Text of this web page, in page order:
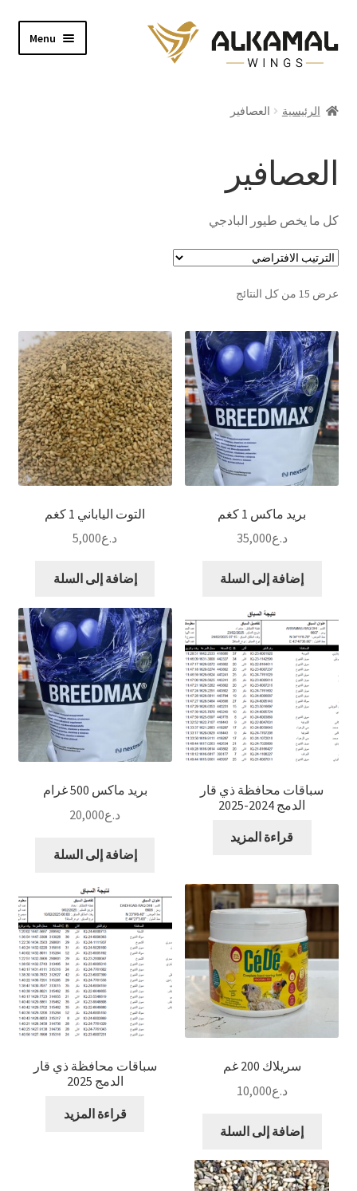
Skip
to
navigation
Skip
to
content
Menu
About
Video
Contact
الرئيسية العصافير
العصافير
كل ما يخص طيور البادجي
عرض ⁦15⁩ من كل النتائج
التوت الياباني 1 كغم
د.ع5,000
إضافة إلى السلة
بريد ماكس 1 كغم
د.ع35,000
إضافة إلى السلة
بريد ماكس 500 غرام
د.ع20,000
إضافة إلى السلة
سباقات محافظة ذي قار
الدمج 2024-2025
قراءة المزيد
سباقات محافظة ذي قار
الدمج 2025
قراءة المزيد
سريلاك 200 غم
د.ع10,000
إضافة إلى السلة